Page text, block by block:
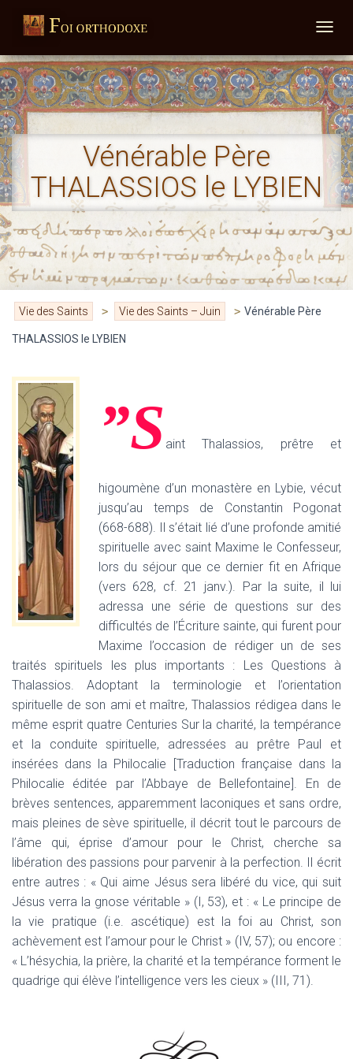
Vénérable Père
THALASSIOS le LYBIEN
Vie des Saints > Vie des Saints – Juin > Vénérable Père
THALASSIOS le LYBIEN
”S aint Thalassios, prêtre et
higoumène d’un monastère en Lybie, vécut
jusqu’au temps de Constantin Pogonat
(668-688). Il s’était lié d’une profonde amitié
spirituelle avec saint Maxime le Confesseur,
lors du séjour que ce dernier fit en Afrique
(vers 628, cf. 21 janv.). Par la suite, il lui
adressa une série de questions sur des
difficultés de l’Écriture sainte, qui furent pour
Maxime l’occasion de rédiger un de ses
traités spirituels les plus importants : Les Questions à
Thalassios. Adoptant la terminologie et l’orientation
spirituelle de son ami et maître, Thalassios rédigea dans le
même esprit quatre Centuries Sur la charité, la tempérance
et la conduite spirituelle, adressées au prêtre Paul et
insérées dans la Philocalie [Traduction française dans la
Philocalie éditée par l’Abbaye de Bellefontaine]. En de
brèves sentences, apparemment laconiques et sans ordre,
mais pleines de sève spirituelle, il décrit tout le parcours de
l’âme qui, éprise d’amour pour le Christ, cherche sa
libération des passions pour parvenir à la perfection. Il écrit
entre autres : « Qui aime Jésus sera libéré du vice, qui suit
Jésus verra la gnose véritable » (I, 53), et : « Le principe de
la vie pratique (i.e. ascétique) est la foi au Christ, son
achèvement est l’amour pour le Christ » (IV, 57); ou encore :
« L’hésychia, la prière, la charité et la tempérance forment le
quadrige qui élève l’intelligence vers les cieux » (III, 71).